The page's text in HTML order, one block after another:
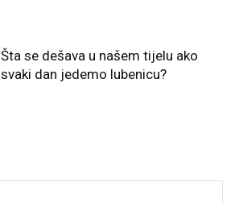
Šta se dešava u našem tijelu ako
svaki dan jedemo lubenicu?